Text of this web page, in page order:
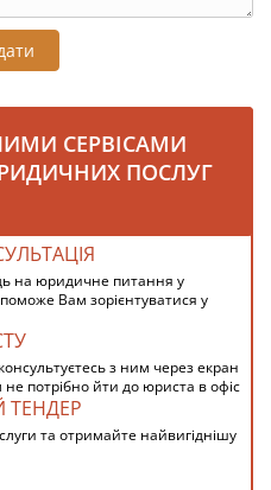
СЕРВІСАМИ
ПОСЛУГ
на юридичне питання у
Вам зорієнтуватися у
з ним через екран
потрібно йти до юриста в офіс
ТЕНДЕР
та отримайте найвигіднішу